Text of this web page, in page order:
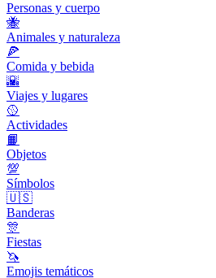
Personas y cuerpo
🐝
Animales y naturaleza
🍕
Comida y bebida
🌇
Viajes y lugares
🥎
Actividades
📙
Objetos
💯
Símbolos
🇺🇸
Banderas
🎊
Fiestas
🦄
Emojis temáticos